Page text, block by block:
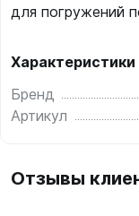
для погружений
Характеристики
Бренд
Артикул
Отзывы